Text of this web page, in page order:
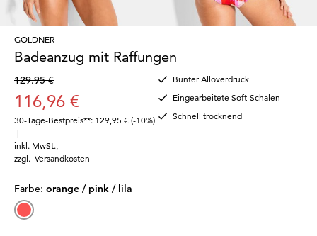
GOLDNER
Badeanzug mit Raffungen
129,95 €
116,96 €
30-Tage-Bestpreis**: 129,95 € (-10%)
|
inkl. MwSt.
zzgl. Versandkosten
Bunter Alloverdruck
Eingearbeitete Soft-Schalen
Schnell trocknend
Farbe: orange / pink / lila